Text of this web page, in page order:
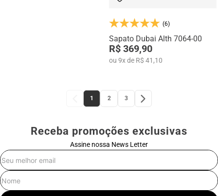
(6)
Sapato Dubai Alth 7064-00
R$ 369,90
ou 9xde R$ 41,10
1 2 3
Receba promoções exclusivas
Assine nossa News Letter